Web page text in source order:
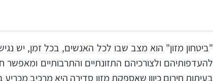
"ביטחון מזון" הוא מצב שבו לכל האנשים, בכל זמן, יש
להעדפותיהם ולצורכיהם התזונתיים והתרבותיים
בעיתות חירום כיוון שאספקת מזון סדירה היא מרכיב